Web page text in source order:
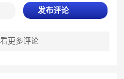
发布评论
更多评论